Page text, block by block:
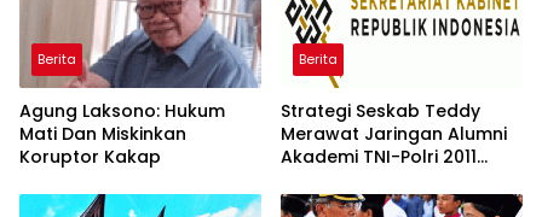
Berita
Agung Laksono: Hukum
Mati Dan Miskinkan
Koruptor Kakap
Berita
Strategi Seskab Teddy
Merawat Jaringan Alumni
Akademi TNI-Polri 2011
Membangun Loyalitas